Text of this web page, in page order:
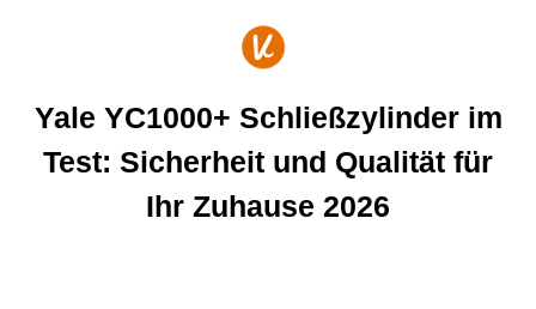
Yale YC1000+ Schließzylinder im
Test: Sicherheit und Qualität für
Ihr Zuhause 2026